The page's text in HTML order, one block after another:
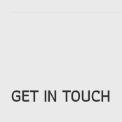
GET IN TOUCH